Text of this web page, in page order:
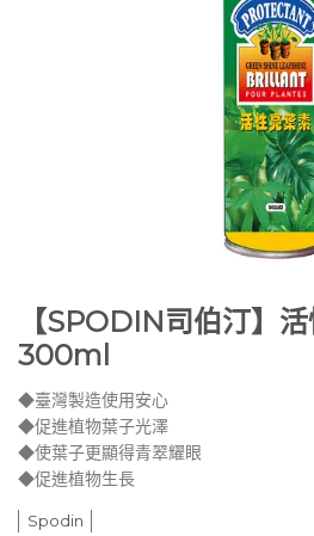
【SPODIN司伯汀】
300ml
◆臺灣製造使用安心
◆促進植物葉子光澤
◆使葉子更顯得青翠耀眼
◆促進植物生長
Spodin